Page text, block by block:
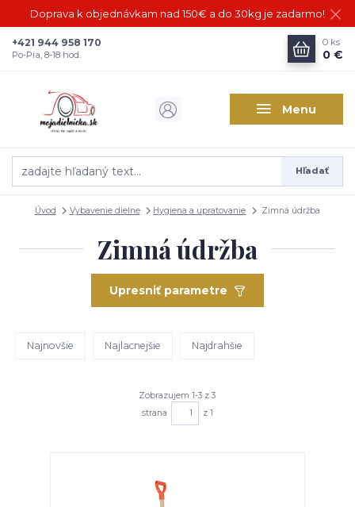
Doprava k objednávkam nad 150€ a do 30kg je zadarmo!
Menu
Hľadať
+421 944 958 170
Po-Pia, 8-18 hod.
0 ks
0 €
Úvod Vybavenie dielne Hygiena a upratovanie Zimná údržba
Zimná údržba
Upresniť parametre
Najnovšie Najlacnejšie Najdrahšie
Zobrazujem 1-3 z 3
strana
z 1